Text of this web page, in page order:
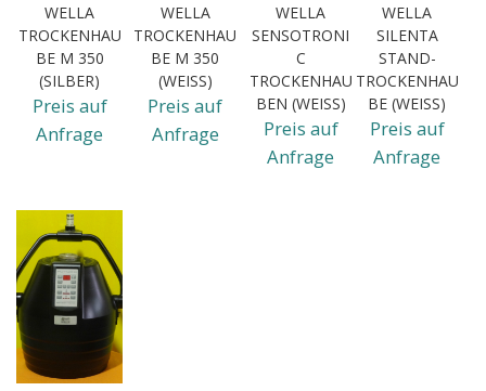
WELLA
TROCKENHAU
BE M 350
(SILBER)
Preis auf
Anfrage
WELLA
TROCKENHAU
BE M 350
(WEISS)
Preis auf
Anfrage
WELLA
SENSOTRONI
C
TROCKENHAU
BEN (WEISS)
Preis auf
Anfrage
WELLA
SILENTA
STAND-
TROCKENHAU
BE (WEISS)
Preis auf
Anfrage